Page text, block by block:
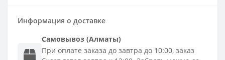
Информация о доставке
Самовывоз (Алматы)
При оплате заказа до завтра до 10:00, заказ